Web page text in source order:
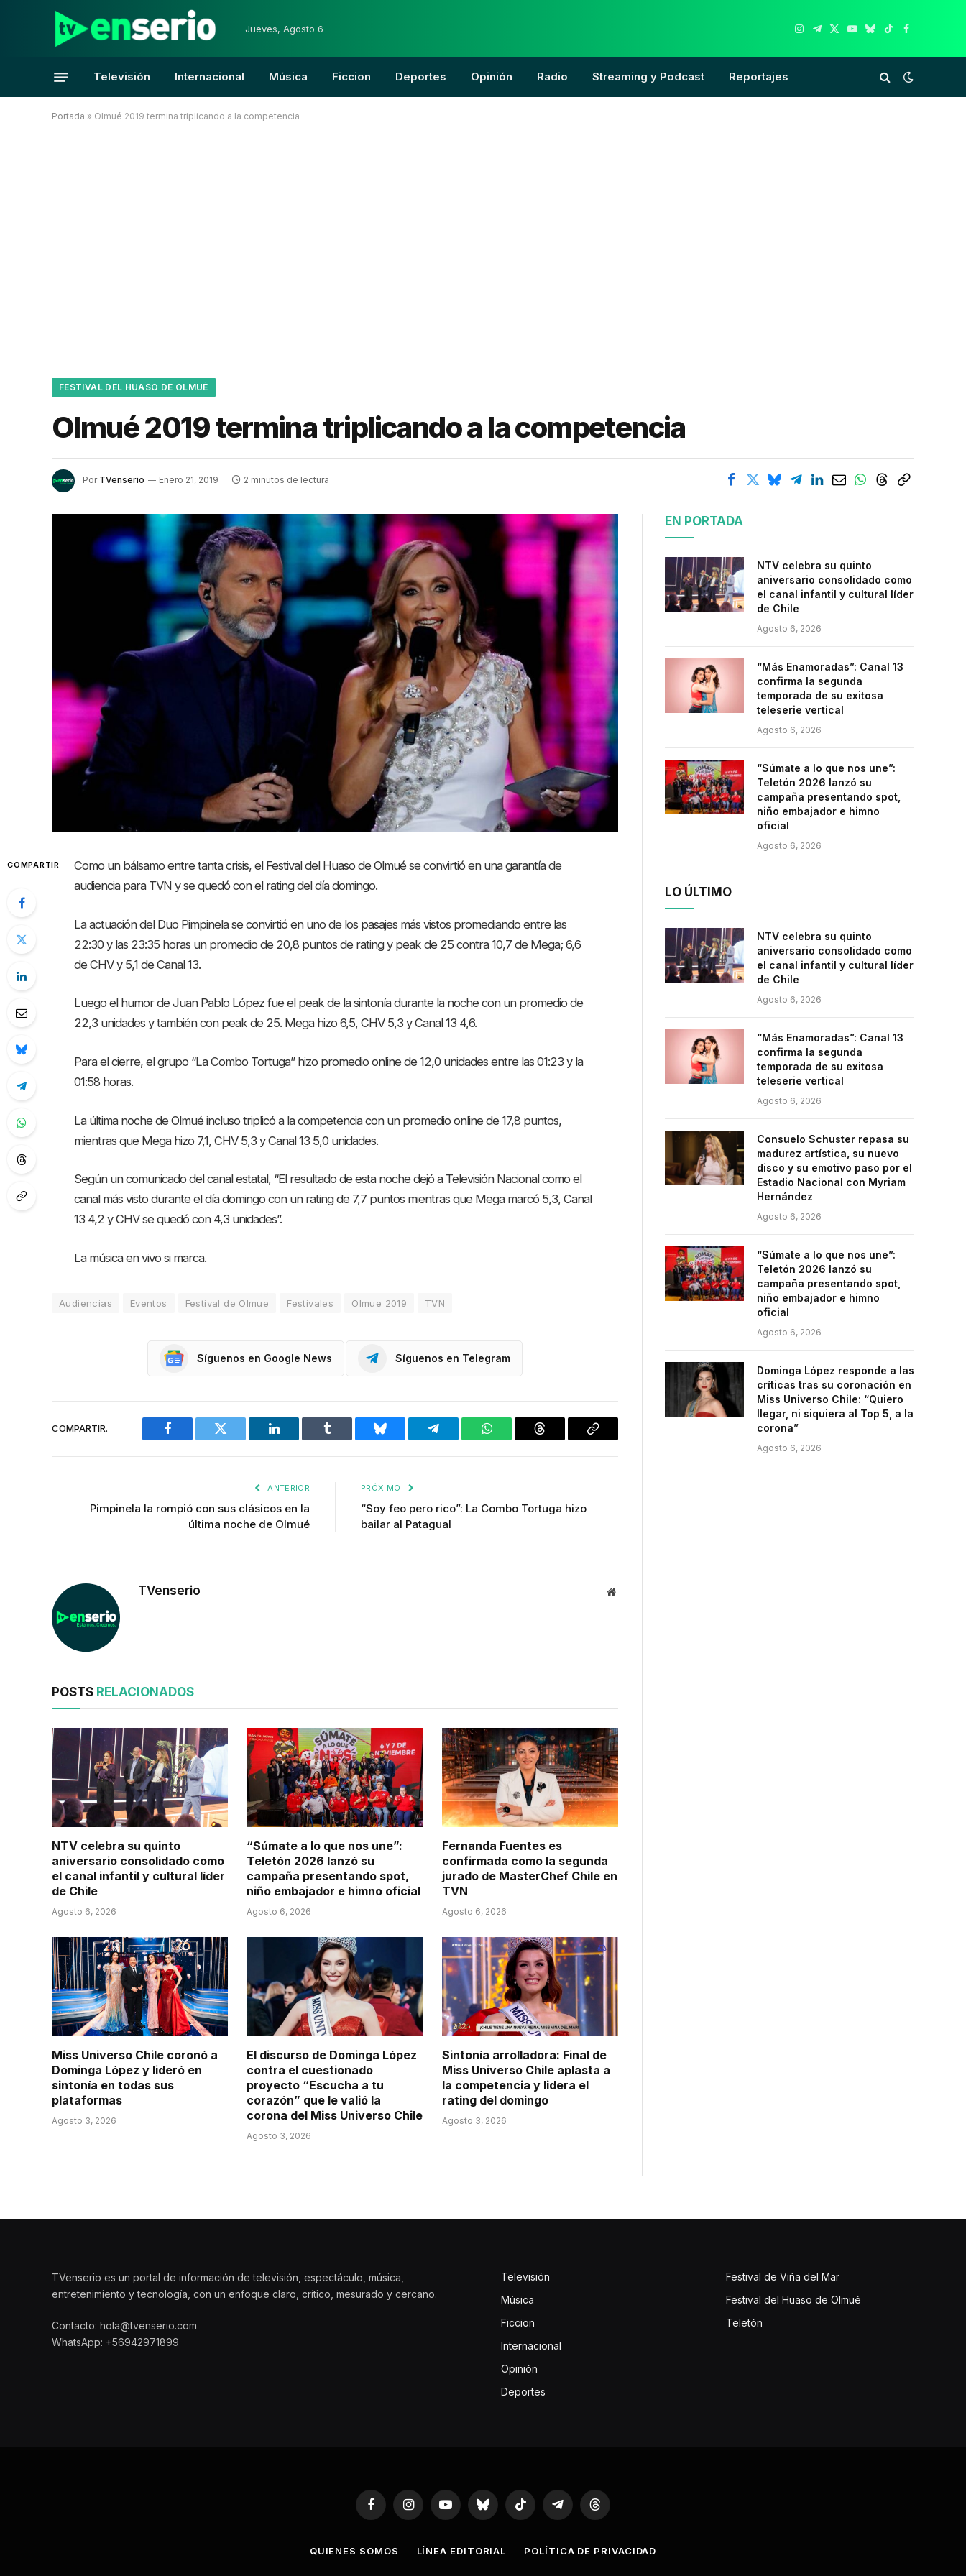
Jueves, Agosto 6
Instagram
Telegram
X
YouTube
Bluesky
TikTokFacebook
Televisión Internacional Música Ficcion Deportes Opinión Radio Streaming y Podcast Reportajes
Portada » Olmué 2019 termina triplicando a la competencia
FESTIVAL DEL HUASO DE OLMUÉ
Olmué 2019 termina triplicando a la competencia
Por TVenserio Enero 21, 2019 2 minutos de lectura
COMPARTIR
Como un bálsamo entre tanta crisis, el Festival del Huaso de Olmué se convirtió en una garantía de
audiencia para TVN y se quedó con el rating del día domingo.
La actuación del Duo Pimpinela se convirtió en uno de los pasajes más vistos promediando entre las
22:30 y las 23:35 horas un promedio de 20,8 puntos de rating y peak de 25 contra 10,7 de Mega; 6,6
de CHV y 5,1 de Canal 13.
Luego el humor de Juan Pablo López fue el peak de la sintonía durante la noche con un promedio de
22,3 unidades y también con peak de 25. Mega hizo 6,5, CHV 5,3 y Canal 13 4,6.
Para el cierre, el grupo “La Combo Tortuga” hizo promedio online de 12,0 unidades entre las 01:23 y la
01:58 horas.
La última noche de Olmué incluso triplicó a la competencia con un promedio online de 17,8 puntos,
mientras que Mega hizo 7,1, CHV 5,3 y Canal 13 5,0 unidades.
Según un comunicado del canal estatal, “El resultado de esta noche dejó a Televisión Nacional como el
canal más visto durante el día domingo con un rating de 7,7 puntos mientras que Mega marcó 5,3, Canal
13 4,2 y CHV se quedó con 4,3 unidades”.
La música en vivo si marca.
Audiencias Eventos Festival de Olmue Festivales Olmue 2019 TVN
Síguenos en Google News Síguenos en Telegram
COMPARTIR.
Facebook Twitter LinkedIn Tumblr Bluesky Telegram WhatsAppThreads
Copiar
ANTERIOR
Pimpinela la rompió con sus clásicos en la
última noche de Olmué
PRÓXIMO
“Soy feo pero rico”: La Combo Tortuga hizo
bailar al Patagual
TVenserio Website
POSTS RELACIONADOS
NTV celebra su quinto
aniversario consolidado como
el canal infantil y cultural líder
de Chile
Agosto 6, 2026
“Súmate a lo que nos une”:
Teletón 2026 lanzó su
campaña presentando spot,
niño embajador e himno oficial
Agosto 6, 2026
Fernanda Fuentes es
confirmada como la segunda
jurado de MasterChef Chile en
TVN
Agosto 6, 2026
Miss Universo Chile coronó a
Dominga López y lideró en
sintonía en todas sus
plataformas
Agosto 3, 2026
El discurso de Dominga López
contra el cuestionado
proyecto “Escucha a tu
corazón” que le valió la
corona del Miss Universo Chile
Agosto 3, 2026
Sintonía arrolladora: Final de
Miss Universo Chile aplasta a
la competencia y lidera el
rating del domingo
Agosto 3, 2026
EN PORTADA
NTV celebra su quinto
aniversario consolidado como
el canal infantil y cultural líder
de Chile
Agosto 6, 2026
“Más Enamoradas”: Canal 13
confirma la segunda
temporada de su exitosa
teleserie vertical
Agosto 6, 2026
“Súmate a lo que nos une”:
Teletón 2026 lanzó su
campaña presentando spot,
niño embajador e himno
oficial
Agosto 6, 2026
LO ÚLTIMO
NTV celebra su quinto
aniversario consolidado como
el canal infantil y cultural líder
de Chile
Agosto 6, 2026
“Más Enamoradas”: Canal 13
confirma la segunda
temporada de su exitosa
teleserie vertical
Agosto 6, 2026
Consuelo Schuster repasa su
madurez artística, su nuevo
disco y su emotivo paso por el
Estadio Nacional con Myriam
Hernández
Agosto 6, 2026
“Súmate a lo que nos une”:
Teletón 2026 lanzó su
campaña presentando spot,
niño embajador e himno
oficial
Agosto 6, 2026
Dominga López responde a las
críticas tras su coronación en
Miss Universo Chile: “Quiero
llegar, ni siquiera al Top 5, a la
corona”
Agosto 6, 2026
TVenserio es un portal de información de televisión, espectáculo, música,
entretenimiento y tecnología, con un enfoque claro, crítico, mesurado y cercano.
Contacto: hola@tvenserio.com
WhatsApp: +56942971899
Televisión
Música
Ficcion
Internacional
Opinión
Deportes
Festival de Viña del Mar
Festival del Huaso de Olmué
Teletón
FacebookInstagramYouTubeBluesky TikTok TelegramThreads
QUIENES SOMOS LÍNEA EDITORIAL POLÍTICA DE PRIVACIDAD